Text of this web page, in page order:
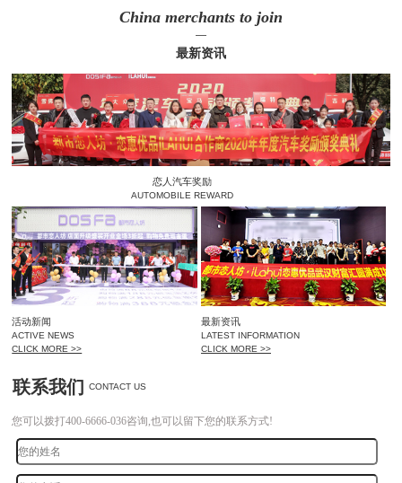
China merchants to join
—
最新资讯
恋人汽车奖励
AUTOMOBILE REWARD
活动新闻
ACTIVE NEWS
CLICK MORE >>
最新资讯
LATEST INFORMATION
CLICK MORE >>
联系我们 CONTACT US
您可以拨打400-6666-036咨询,也可以留下您的联系方式!